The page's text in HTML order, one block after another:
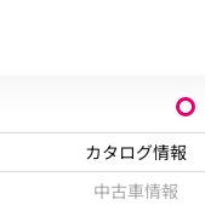
カタログ情報
中古車情報